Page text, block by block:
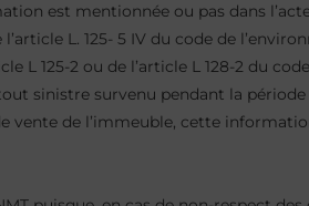
est mentionnée ou pas dans
L. 125- 5 IV du code de
L 125-2 ou de l’article L 128-2 du
sinistre survenu pendant la
vente de l’immeuble, cette